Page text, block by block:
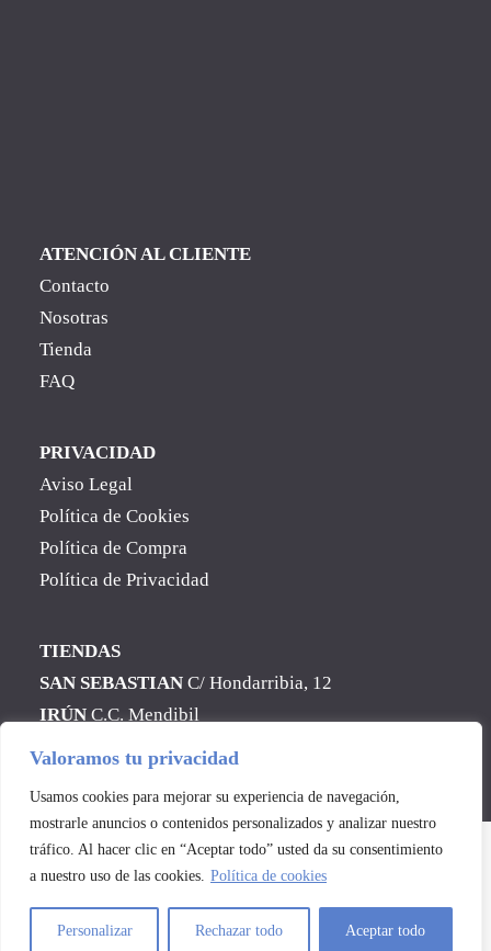
Valoramos tu privacidad
Usamos cookies para mejorar su experiencia de navegación,
mostrarle anuncios o contenidos personalizados y analizar nuestro
tráfico. Al hacer clic en “Aceptar todo” usted da su consentimiento
a nuestro uso de las cookies. Política de cookies
Personalizar Rechazar todo Aceptar todo
ATENCIÓN AL CLIENTE
Contacto
Nosotras
Tienda
FAQ
PRIVACIDAD
Aviso Legal
Política de Cookies
Política de Compra
Política de Privacidad
TIENDAS
SAN SEBASTIAN C/ Hondarribia, 12
IRÚN C.C. Mendibil
Web desarrollada porNube Comunicación